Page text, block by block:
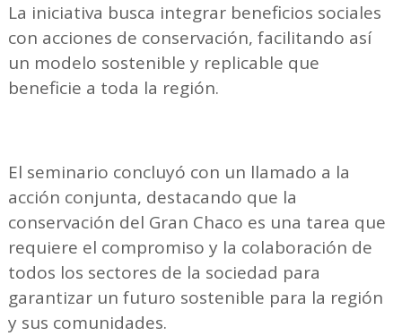
La iniciativa busca integrar beneficios sociales
con acciones de conservación, facilitando así
un modelo sostenible y replicable que
beneficie a toda la región.
El seminario concluyó con un llamado a la
acción conjunta, destacando que la
conservación del Gran Chaco es una tarea que
requiere el compromiso y la colaboración de
todos los sectores de la sociedad para
garantizar un futuro sostenible para la región
y sus comunidades.